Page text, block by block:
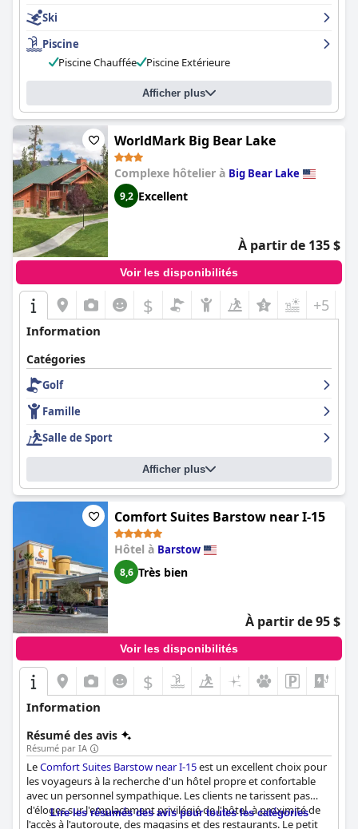
Ski
Piscine
Piscine Chauffée
Piscine Extérieure
Afficher plus
WorldMark Big Bear Lake
Complexe hôtelier à Big Bear Lake
9,2 Excellent
À partir de 135 $
Voir les disponibilités
$ +5
Information
Catégories
Golf
Famille
Salle de Sport
Afficher plus
Comfort Suites Barstow near I-15
Hôtel à Barstow
8,6 Très bien
À partir de 95 $
Voir les disponibilités
$
Information
Résumé des avis
Résumé par IA
LeComfort Suites Barstow near I-15est un excellent choix pour
les voyageurs à la recherche d'un hôtel propre et confortable
avec un personnel sympathique. Les clients ne tarissent pas
d'éloges sur l'emplacement privilégié de l'hôtel, à proximité de
l'accès à l'autoroute, des magasins et des restaurants. Le petit
Lire les résumés des avis pour toutes les catégories